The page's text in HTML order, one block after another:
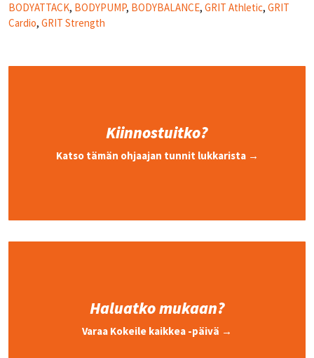
BODYATTACK, BODYPUMP, BODYBALANCE, GRIT Athletic, GRIT
Cardio, GRIT Strength
Kiinnostuitko?
Katso tämän ohjaajan tunnit lukkarista →
Haluatko mukaan?
Varaa Kokeile kaikkea -päivä →